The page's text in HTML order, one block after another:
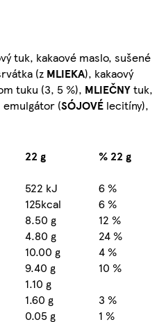
tuk, kakaové maslo, sušené
(z MLIEKA), kakaový
tuku (3, 5 %), MLIEČNYtuk,
emulgátor (SÓJOVÉ lecitíny),
22 g
% 22 g
522 kJ
6 %
125kcal
6 %
8.50 g
12 %
4.80 g
24 %
10.00 g
4 %
9.40 g
10 %
1.10 g
1.60 g
3 %
0.05 g 1 %